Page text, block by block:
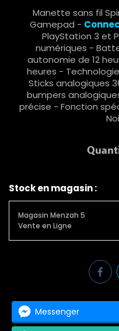
Manette sans fil
Gamepad -
PlayStation 3 et
numériques -
autonomie de 12
heures -
Sticks analogiques
bumpers
précise - Fonction
Stock en magasin :
Magasin Menzah 5
Vente en Ligne
Messenger